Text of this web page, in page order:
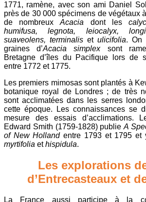
1771, ramène, avec son ami Daniel
près de 30 000 spécimens de végétaux
de nombreuxAcacia dont les
humifusa, legnota, leiocalyx,
suaveolens, terminalis etulicifolia. On
graines d’Acacia simplex sont
Bretagne d’îles du Pacifique lors de
entre 1772 et 1775.
Les premiers mimosas sont plantés à
botanique royal de Londres ; de très
sont acclimatées dans les serres
cette époque. Les connaissances se
mesure des essais d’acclimations.
Edward Smith (1759-1828) publie A
of New Hollandentre 1793 et 1795 et
myrtifolia ethispidula.
Les explorations
d’Entrecasteaux et
La France aussi participe à la